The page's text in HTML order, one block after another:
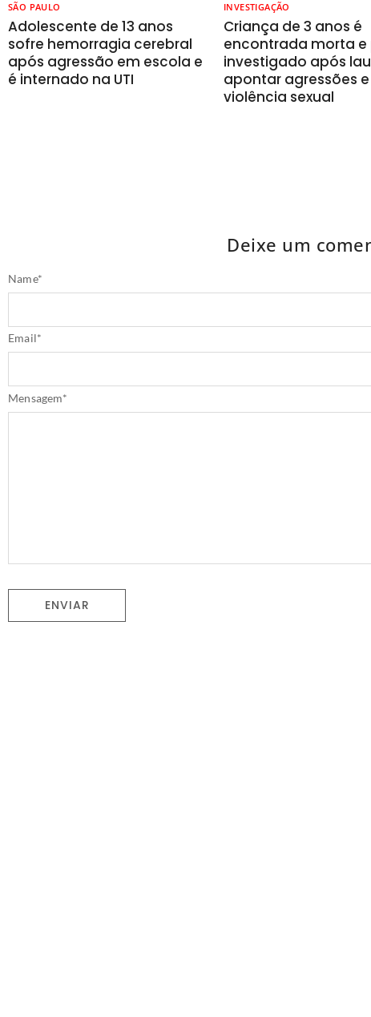
SÃO PAULO
Adolescente de 13 anos
sofre hemorragia cerebral
após agressão em escola e
é internado na UTI
INVESTIGAÇÃO
Criança de 3 anos é
encontrada morta e
investigado após
apontar agressões e
violência sexual
Deixe um
Name*
Email*